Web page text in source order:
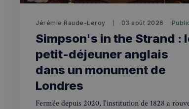
Jérémie Raude-Leroy 03 août 2026
Simpson's in the Strand :
petit-déjeuner anglais
dans un monument de
Londres
Fermée depuis 2020, l'institution de 1828 a